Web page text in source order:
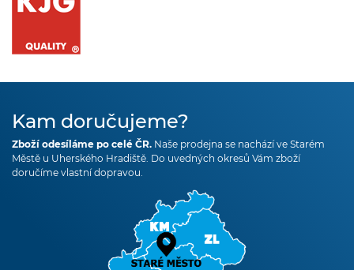
Kam doručujeme?
Zboží odesíláme po celé ČR. Naše prodejna se nachází ve Starém
Městě u Uherského Hradiště. Do uvedných okresů Vám zboží
doručíme vlastní dopravou.